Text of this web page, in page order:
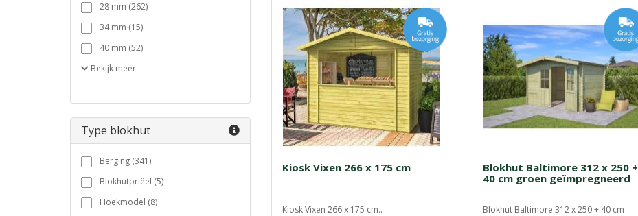
28 mm (262)
34 mm (15)
40 mm (52)
Bekijk meer
Type blokhut
Berging (341)
Blokhutpriëel (5)
Hoekmodel (8)
Kiosk Vixen 266 x 175 cm
Kiosk Vixen 266 x 175 cm..
Blokhut Baltimore 312 x 250 +
40 cm groen geïmpregneerd
Blokhut Baltimore 312 x 250 + 40 cm